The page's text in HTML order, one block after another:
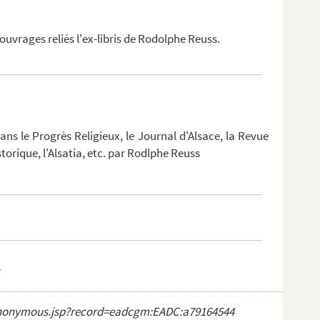
reliés l'ex-libris de Rodolphe Reuss.
le Progrès Religieux, le Journal d'Alsace, la Revue
l'Alsatia, etc. par Rodlphe Reuss